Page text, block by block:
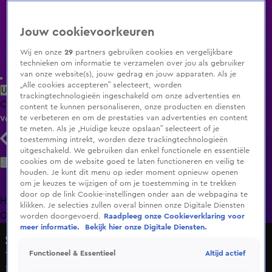
Uitzending Gemist Populaire programma's Zenders Genres
ClipsFilmsRadioSmart TV inlogShop
Volg KIJK
Zoeken
HomeUitzending Gemist Programma's De Bondgenoten
OranjezomerLivestreamsShop
Shownieuws
The Tribute: Battle of the Bands in de Ziggo Dome
19 apr 2025, 08:53
Jouw cookievoorkeuren
Wij en onze29 partners gebruiken cookies en vergelijkbare
technieken om informatie te verzamelen over jou als gebruiker
van onze website(s), jouw gedrag en jouw apparaten. Als je
„Alle cookies accepteren” selecteert, worden
trackingtechnologieën ingeschakeld om onze advertenties en
content te kunnen personaliseren, onze producten en diensten
te verbeteren en om de prestaties van advertenties en content
te meten. Als je „Huidige keuze opslaan” selecteert of je
toestemming intrekt, worden deze trackingtechnologieën
uitgeschakeld. We gebruiken dan enkel functionele en essentiële
cookies om de website goed te laten functioneren en veilig te
houden. Je kunt dit menu op ieder moment opnieuw openen
om je keuzes te wijzigen of om je toestemming in te trekken
door op de link Cookie-instellingen onder aan de webpagina te
klikken. Je selecties zullen overal binnen onze Digitale Diensten
worden doorgevoerd.
Raadpleeg onze Cookieverklaring voor
meer informatie.
Bekijk hier onze Digitale Diensten.
Functioneel & Essentieel Altijd actief